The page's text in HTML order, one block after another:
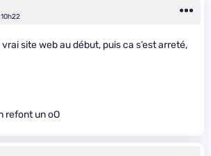
site web au début, puis ca s’est arreté,
refont un oO